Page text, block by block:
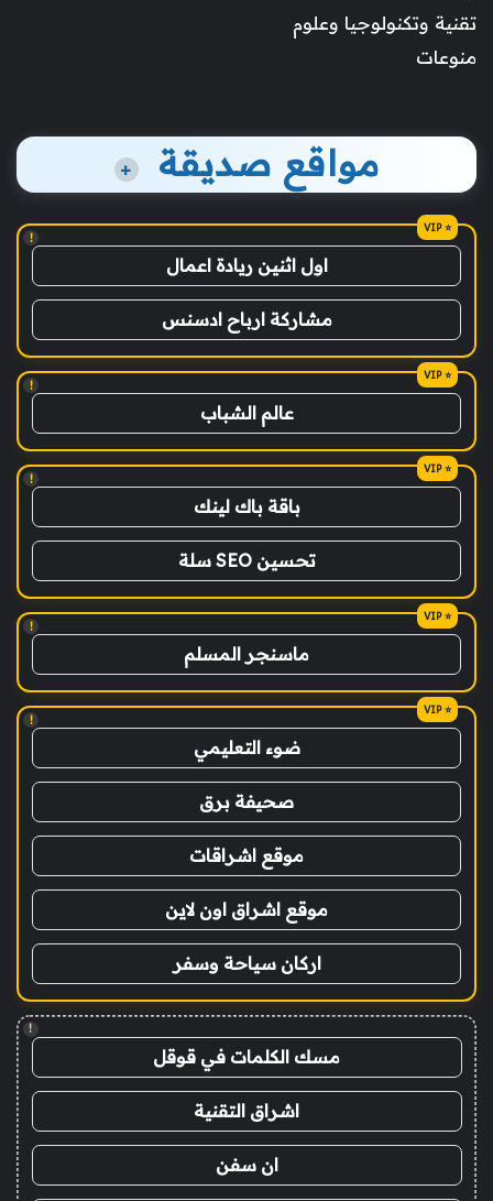
تقنية وتكنولوجيا وعلوم
منوعات
مواقع صديقة +
!
اول اثنين ريادة اعمال
مشاركة ارباح ادسنس
!
عالم الشباب
!
باقة باك لينك
تحسين SEO سلة
!
ماسنجر المسلم
!
ضوء التعليمي
صحيفة برق
موقع اشراقات
موقع اشراق اون لاين
اركان سياحة وسفر
!
مسك الكلمات في قوقل
اشراق التقنية
ان سفن